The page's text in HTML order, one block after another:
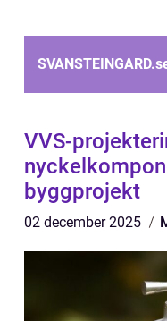
SVANSTEINGARD.
VVS-
byggprojekt
02 december 2025